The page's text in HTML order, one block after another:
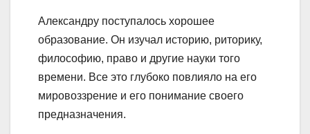
Александру поступалось хорошее
образование. Он изучал историю, риторику,
философию, право и другие науки того
времени. Все это глубоко повлияло на его
мировоззрение и его понимание своего
предназначения.